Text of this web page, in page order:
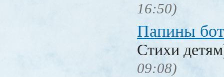
16:50)
Папины
Стихи
09:08)